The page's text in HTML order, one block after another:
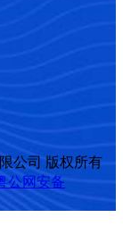
公司 版权所有
公网安备